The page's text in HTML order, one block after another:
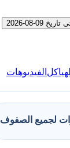
2026
الهياكل الفيديوهات
لجميع الصفوف